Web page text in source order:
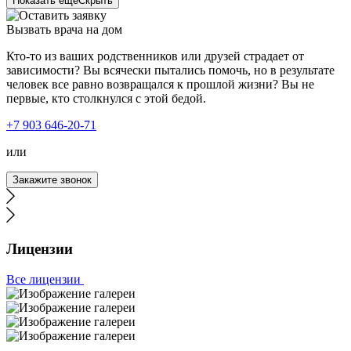
Мы с супругой решили сделать кодирование от
алкоголя. Много какие сайты обзванивали,
интересовались ценами, узнавали методы кодирования.
день кодирования нам позвонили и уточнили о времени
приезда. Приехав к вам, мы получили
профессиональную консультацию о методах
кодирования. Кодирование было подобрано
Мы с супругой довольны приемом, результатом работы.
Сразу видно, что работают специалисты, знающие своё
дело.
У меня два сына, и оба начали регулярно выпивать.
Молодые ещё, перспективные, а тут такое. Решив не
Вызвать врача на дом
Кто-то из ваших родственников или друзей страдает от
зависимости? Вы всячески пытались помочь, но в результате
человек все равно возвращался к прошлой жизни? Вы не
первые, кто столкнулся с этой бедой.
+7 903 646-20-71
или
Закажите звонок
Лицензии
Все лицензии